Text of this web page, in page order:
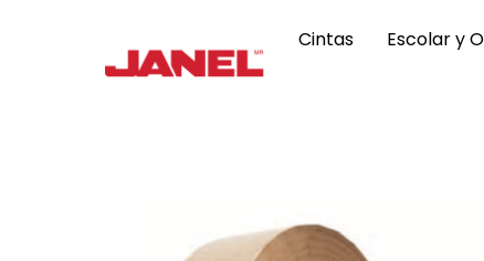
Cintas Escolar y